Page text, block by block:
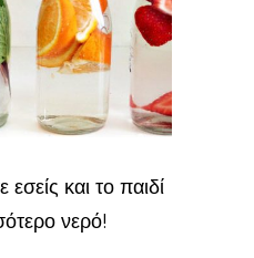
εσείς και το παιδί
νερό!